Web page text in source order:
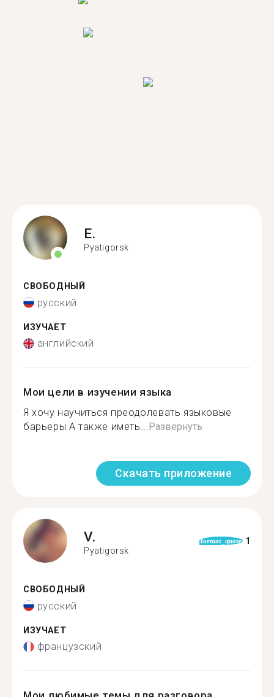
E.
Pyatigorsk
СВОБОДНЫЙ
русский
ИЗУЧАЕТ
английский
Мои цели в изучении языка
Я хочу научиться преодолевать языковые
барьеры А также иметь...Развернуть
Скачать приложение
V.
Pyatigorsk
format_quote 1
СВОБОДНЫЙ
русский
ИЗУЧАЕТ
французский